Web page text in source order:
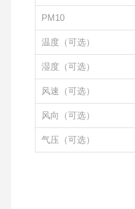
PM10
温度（可选）
湿度（可选）
风速（可选）
风向（可选）
气压（可选）